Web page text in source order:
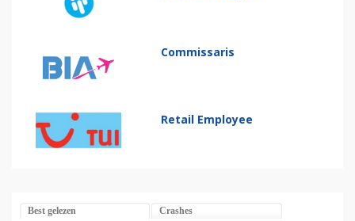
Commissaris
Retail Employee
Best gelezen Crashes